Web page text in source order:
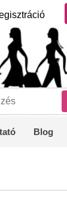
Blog